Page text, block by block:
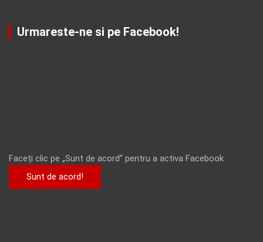
Urmareste-ne si pe Facebook!
Faceți clic pe „Sunt de acord” pentru a activa Facebook
Sunt de acord!